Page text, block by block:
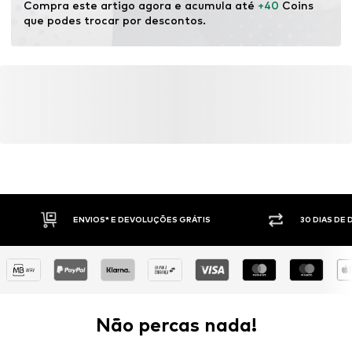
Compra este artigo agora e acumula até +40 Coins
que podes trocar por descontos.
ENVIOS* E DEVOLUÇÕES GRÁTIS 30 DIAS DE
Não percas nada!